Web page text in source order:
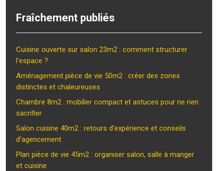
Fraîchement publiés
Cuisine ouverte sur salon 23m2 : comment structurer
l’espace ?
Aménagement pièce de vie 50m2 : créer des zones
distinctes et chaleureuses
Chambre 8m2 : mobilier compact et astuces pour ne rien
sacrifier
Salon cuisine 40m2 : retours d’expérience et conseils
d’agencement
Plan pièce de vie 45m2 : organiser salon, salle à manger
et cuisine